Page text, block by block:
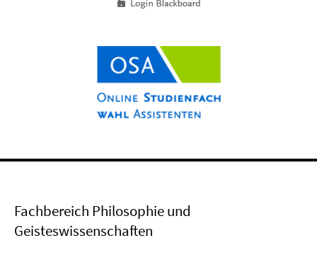
Fachbereich Philosophie und
Geisteswissenschaften